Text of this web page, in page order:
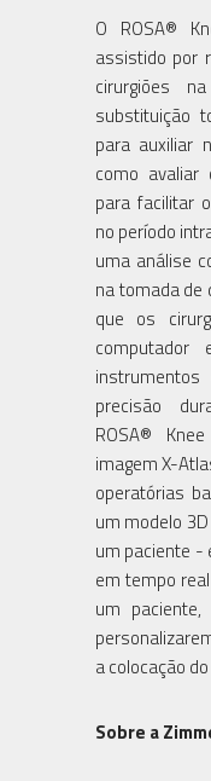
O ROSA®
assistido por
cirurgiões
substituição
para auxiliar
como
para facilitar
no período
uma análise
na tomada de
que os
computador
instrumentos
precisão
ROSA®
imagem X-
operatórias
um modelo
um paciente -
em tempo
um
a colocação
Sobre a